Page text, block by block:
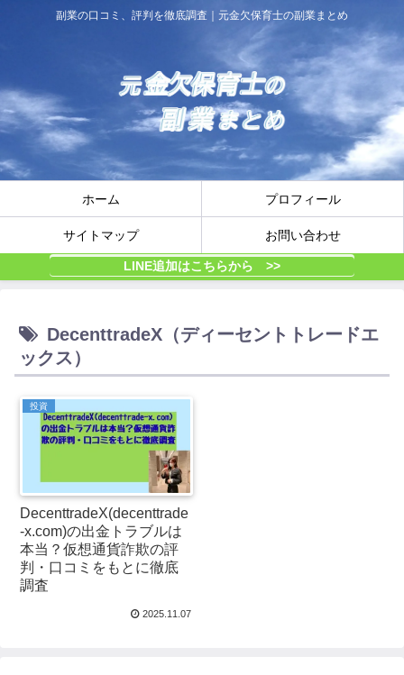
副業の口コミ、評判を徹底調査｜元金欠保育士の副業まとめ
ホーム プロフィール
サイトマップ お問い合わせ
LINE追加はこちらから >>
DecenttradeX（ディーセントトレードエ
ックス）
投資
DecenttradeX(decenttrade
-x.com)の出金トラブルは
本当？仮想通貨詐欺の評
判・口コミをもとに徹底
調査
2025.11.07